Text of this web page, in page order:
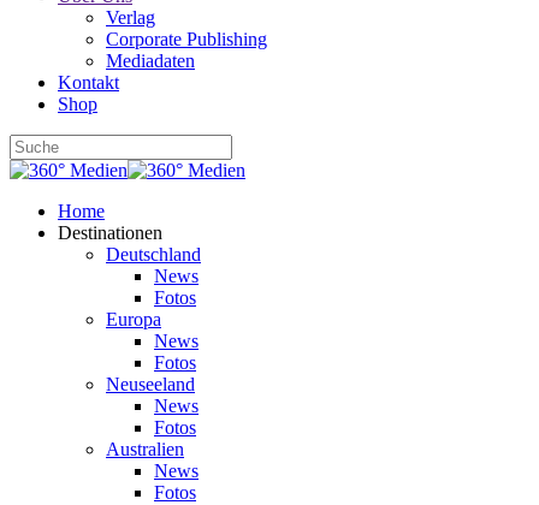
Verlag
Corporate Publishing
Mediadaten
Kontakt
Shop
Home
Destinationen
Deutschland
News
Fotos
Europa
News
Fotos
Neuseeland
News
Fotos
Australien
News
Fotos